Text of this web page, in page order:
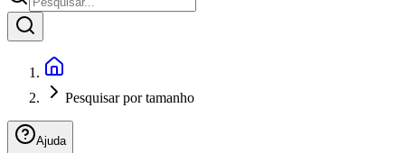
Pesquisar por tamanho
Ajuda